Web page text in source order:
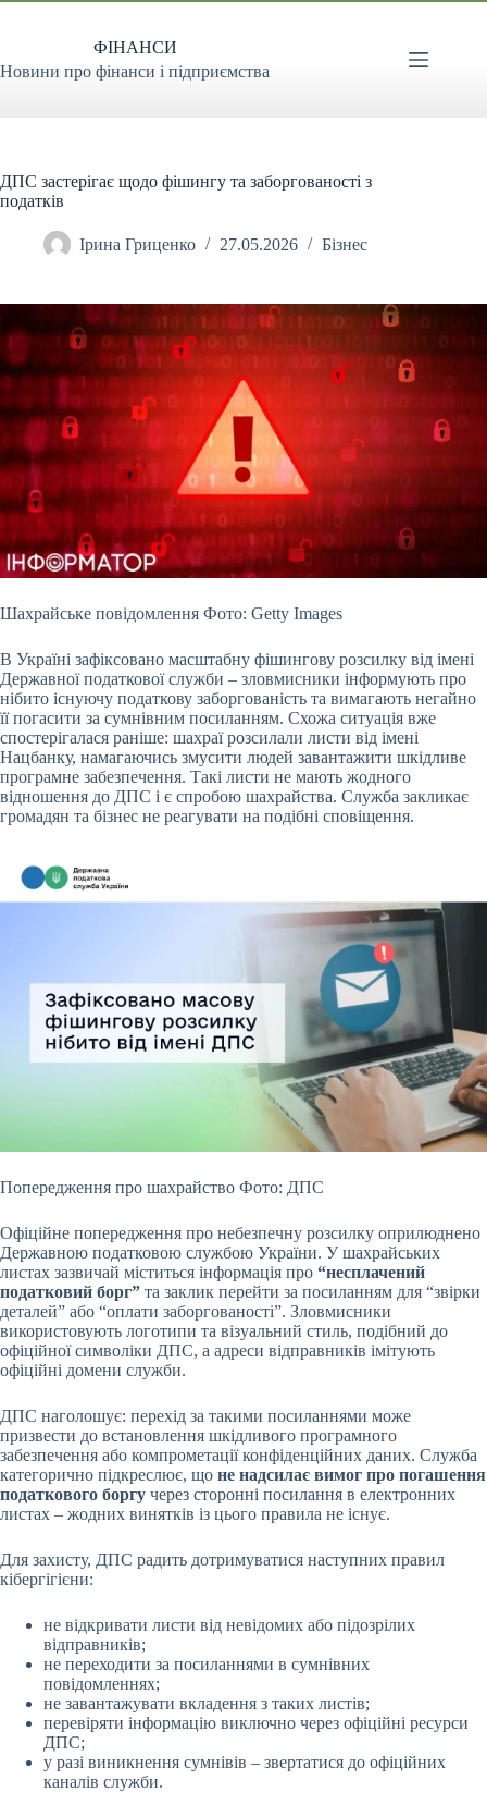
Перейти
ФІНАНСИ
Новини про фінанси і підприємства
ДПС застерігає щодо фішингу та заборгованості з
податків
Ірина Гриценко 27.05.2026 Бізнес
Шахрайське повідомлення Фото: Getty Images
В Україні зафіксовано масштабну фішингову розсилку від імені
Державної податкової служби – зловмисники інформують про
нібито існуючу податкову заборгованість та вимагають негайно
її погасити за сумнівним посиланням. Схожа ситуація вже
спостерігалася раніше: шахраї розсилали листи від імені
Нацбанку, намагаючись змусити людей завантажити шкідливе
програмне забезпечення. Такі листи не мають жодного
відношення до ДПС і є спробою шахрайства. Служба закликає
громадян та бізнес не реагувати на подібні сповіщення.
Попередження про шахрайство Фото: ДПС
Офіційне попередження про небезпечну розсилку оприлюднено
Державною податковою службою України. У шахрайських
листах зазвичай міститься інформація про “несплачений
податковий борг” та заклик перейти за посиланням для “звірки
деталей” або “оплати заборгованості”. Зловмисники
використовують логотипи та візуальний стиль, подібний до
офіційної символіки ДПС, а адреси відправників імітують
офіційні домени служби.
ДПС наголошує: перехід за такими посиланнями може
призвести до встановлення шкідливого програмного
забезпечення або компрометації конфіденційних даних. Служба
категорично підкреслює, що не надсилає вимог про погашення
податкового боргу через сторонні посилання в електронних
листах – жодних винятків із цього правила не існує.
Для захисту, ДПС радить дотримуватися наступних правил
кібергігієни:
не відкривати листи від невідомих або підозрілих
відправників;
не переходити за посиланнями в сумнівних
повідомленнях;
не завантажувати вкладення з таких листів;
перевіряти інформацію виключно через офіційні ресурси
ДПС;
у разі виникнення сумнівів – звертатися до офіційних
каналів служби.